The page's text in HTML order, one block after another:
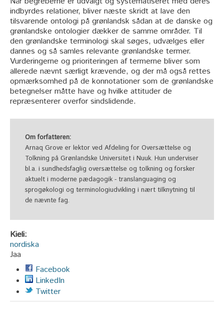
indbyrdes relationer, bliver næste skridt at lave den
tilsvarende ontologi på grønlandsk sådan at de danske og
grønlandske ontologier dækker de samme områder. Til
den grønlandske terminologi skal søges, udvælges eller
dannes og så samles relevante grønlandske termer.
Vurderingerne og prioriteringen af termerne bliver som
allerede nævnt særligt krævende, og der må også rettes
opmærksomhed på de konnotationer som de grønlandske
betegnelser måtte have og hvilke attituder de
repræsenterer overfor sindslidende.
Om forfatteren:
Arnaq Grove er lektor ved Afdeling for Oversættelse og
Tolkning på Grønlandske Universitet i Nuuk. Hun underviser
bl.a. i sundhedsfaglig oversættelse og tolkning og forsker
aktuelt i moderne pædagogik - translanguaging og
sprogøkologi og terminologiudvikling i nært tilknytning til
de nævnte fag.
Kieli:
nordiska
Jaa
Facebook
LinkedIn
Twitter